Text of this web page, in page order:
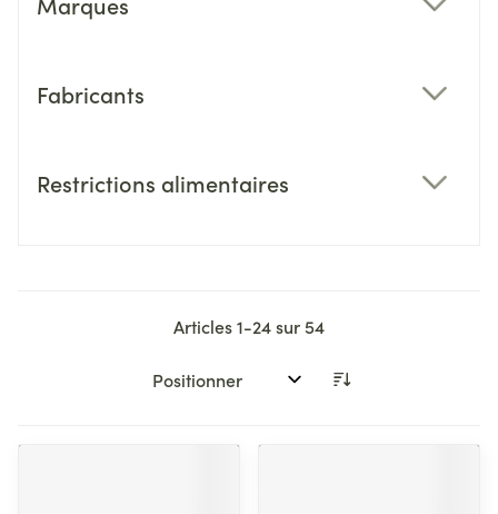
Fabricants
Restrictions alimentaires
Articles1-24sur54
Trier par: